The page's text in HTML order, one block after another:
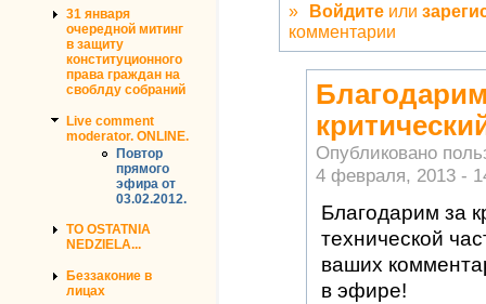
31 января
очередной митинг
в защиту
конституционного
права граждан на
своблду собраний
Live comment
moderator. ONLINE.
Повтор
прямого
эфира от
03.02.2012.
TO OSTATNIA
NEDZIELA...
Беззаконие в
лицах
» Войдите или
комментарии
Опубликовано
4 февраля, 2013 -
Благодарим за
технической
ваших
в эфире!